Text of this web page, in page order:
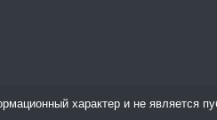
характер и не является